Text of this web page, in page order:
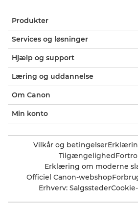
Produkter
Services og løsninger
Hjælp og support
Læring og uddannelse
Om Canon
Min konto
Vilkår og betingelser
Tilgængelighed
Erklæring om moderne
Officiel Canon-webshop
Erhverv: Salgssteder